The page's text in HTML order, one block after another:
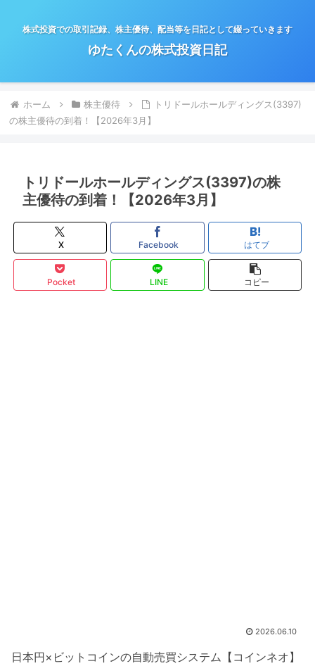
株式投資での取引記録、株主優待、配当等を日記として綴っていきます
ゆたくんの株式投資日記
ホーム 株主優待
トリドールホールディングス(3397)
の株主優待の到着！【2026年3月】
トリドールホールディングス(3397)の株
主優待の到着！【2026年3月】
X Facebook はてブ
Pocket LINE コピー
2026.06.10
日本円×ビットコインの自動売買システム【コインネオ】